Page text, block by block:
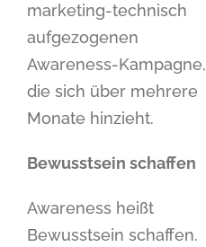
marketing-technisch
aufgezogenen
Awareness-Kampagne,
die sich über mehrere
Monate hinzieht.
Bewusstsein schaffen
Awareness heißt
Bewusstsein schaffen.